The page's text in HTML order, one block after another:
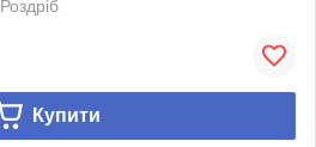
Роздріб
Купити